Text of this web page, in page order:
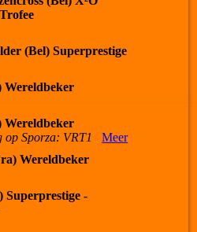
(Bel) Superprestige
Wereldbeker
Wereldbeker
op Sporza: VRT1
Meer
Wereldbeker
Superprestige -